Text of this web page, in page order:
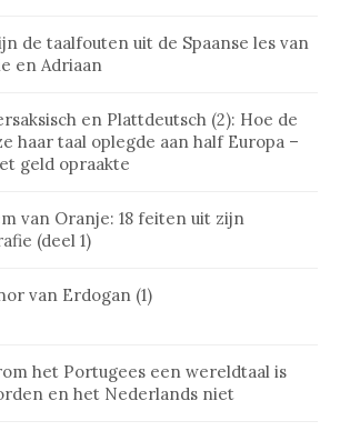
de taalfouten uit de Spaanse les van
en Adriaan
en Plattdeutsch (2): Hoe de
haar taal oplegde aan half Europa –
geld opraakte
van Oranje: 18 feiten uit zijn
(deel 1)
van Erdogan (1)
het Portugees een wereldtaal is
en het Nederlands niet